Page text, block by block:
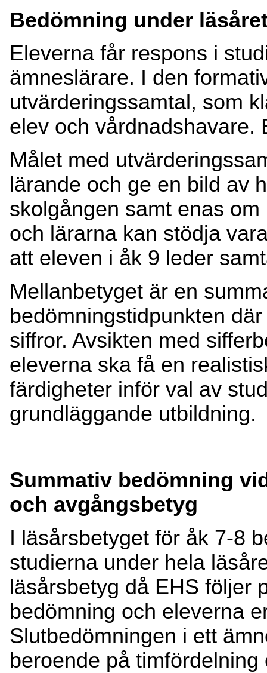
Bedömning under
Eleverna får respons i
ämneslärare. I den
utvärderingssamtal, som
elev och vårdnadshavare.
Målet med
lärande och ge en bild av
skolgången samt enas
och lärarna kan stödja
att eleven i åk 9 leder
Mellanbetyget är en
bedömningstidpunkten
siffror. Avsikten med
eleverna ska få en
färdigheter inför val av
grundläggande utbildning.
Summativ bedömning
och avgångsbetyg
I läsårsbetyget för åk 7-8
studierna under hela
läsårsbetyg då EHS följer
bedömning och eleverna
Slutbedömningen i ett
beroende på